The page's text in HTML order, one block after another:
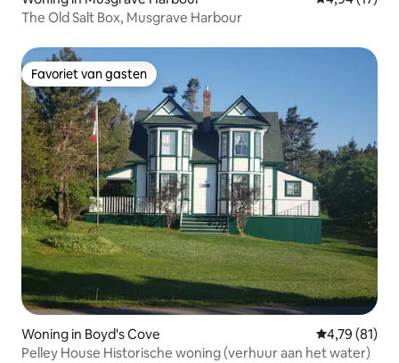
The Old Salt Box, Musgrave Harbour
Favoriet van gasten
Favoriet van gasten
Woning in Boyd's Cove Gemiddelde
4,79 (81)
Pelley House Historische woning (verhuur aan het water)